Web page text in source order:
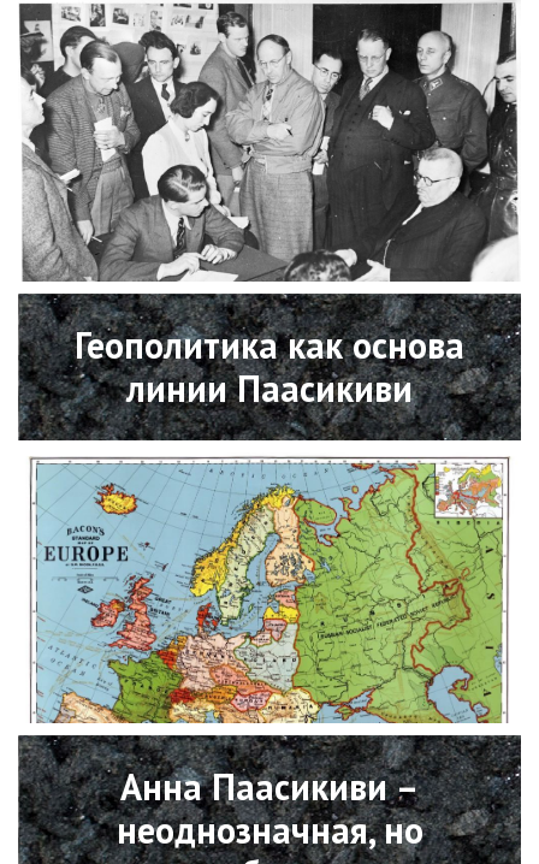
Геополитика как основа
линии Паасикиви
Open
Анна Паасикиви –
неоднозначная, но
Open